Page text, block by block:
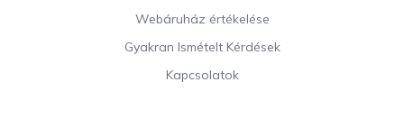
Webáruház értékelése
Gyakran Ismételt Kérdések
Kapcsolatok